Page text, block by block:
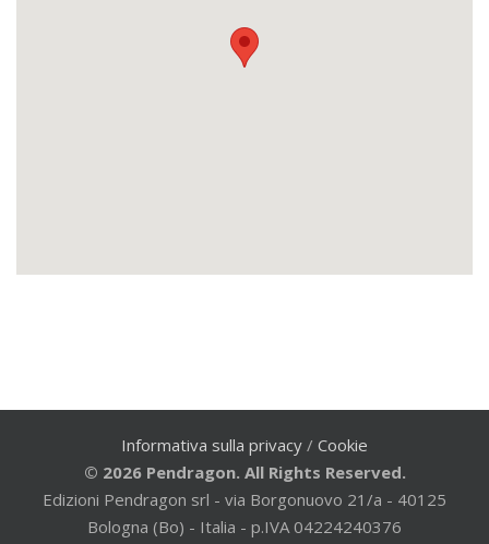
Informativa sulla privacy / Cookie
© 2026 Pendragon. All Rights Reserved.
Edizioni Pendragon srl - via Borgonuovo 21/a - 40125
Bologna (Bo) - Italia - p.IVA 04224240376